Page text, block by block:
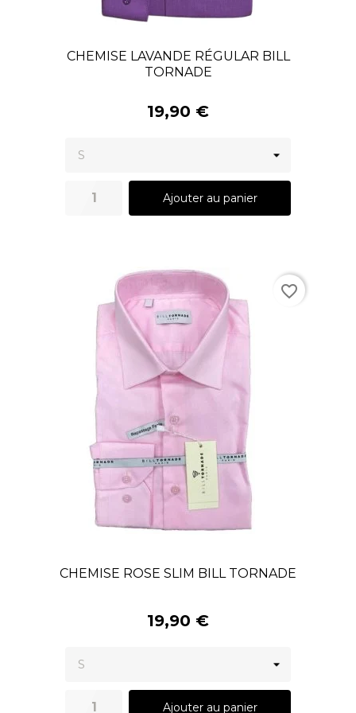
CHEMISE LAVANDE RÉGULAR BILL
TORNADE
19,90 €
Ajouter au panier
CHEMISE ROSE SLIM BILL TORNADE
19,90 €
Ajouter au panier
favorite_border